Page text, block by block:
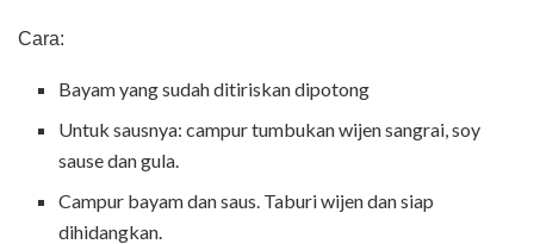
Cara:
Bayam yang sudah ditiriskan dipotong
Untuk sausnya: campur tumbukan wijen sangrai, soy
sause dan gula.
Campur bayam dan saus. Taburi wijen dan siap
dihidangkan.